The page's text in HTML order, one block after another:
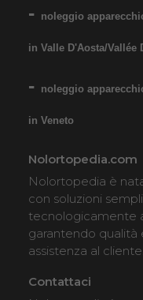
noleggio
in Valle D'Aosta/Vallée
noleggio
in Veneto
Nolortopedia.com
Nolortopedia è
con soluzioni
tecnologicamente
garantendo qualità
assistenza al cliente.
Contattaci